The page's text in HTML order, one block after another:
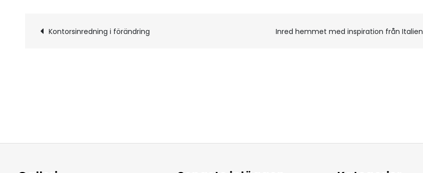
Inläggsnavigering
Kontorsinredning i förändring Inred hemmet med inspiration från Italien